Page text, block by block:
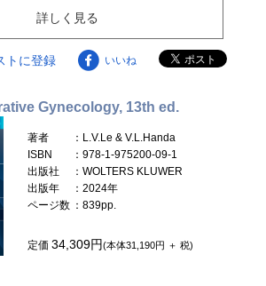
詳しく見る
トに登録 いいね
Gynecology, 13th ed.
著者
：L.V.Le & V.L.Handa
ISBN
：978-1-975200-09-1
出版社
：WOLTERS KLUWER
出版年
：2024年
ページ数 ：839pp.
定価34,309円(本体31,190円 ＋ 税)